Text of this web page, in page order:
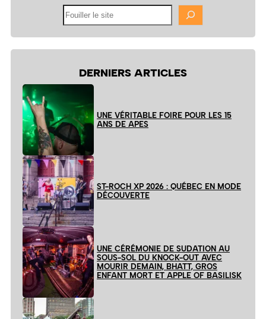
DERNIERS ARTICLES
UNE VÉRITABLE FOIRE POUR LES 15
ANS DE APES
ST-ROCH XP 2026 : QUÉBEC EN MODE
DÉCOUVERTE
UNE CÉRÉMONIE DE SUDATION AU
SOUS-SOL DU KNOCK-OUT AVEC
MOURIR DEMAIN, BHATT, GROS
ENFANT MORT ET APPLE OF BASILISK